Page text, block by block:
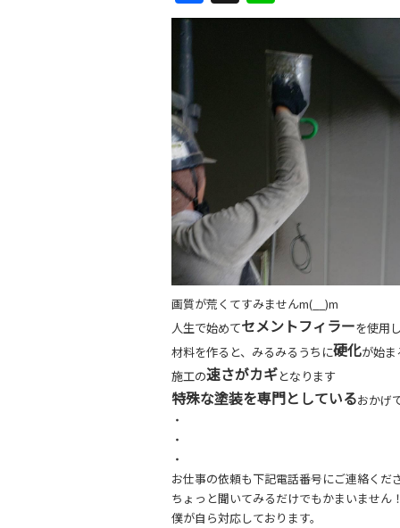
a
o
k
n
e
画質が荒くてすみませんm(__)m
人生で始めてセメントフィラーを使用
材料を作ると、みるみるうちに硬化が始
施工の速さがカギとなります
特殊な塗装を専門としているおかげ
・
・
・
お仕事の依頼も下記電話番号にご連絡くだ
ちょっと聞いてみるだけでもかまいません！
僕が自ら対応しております。